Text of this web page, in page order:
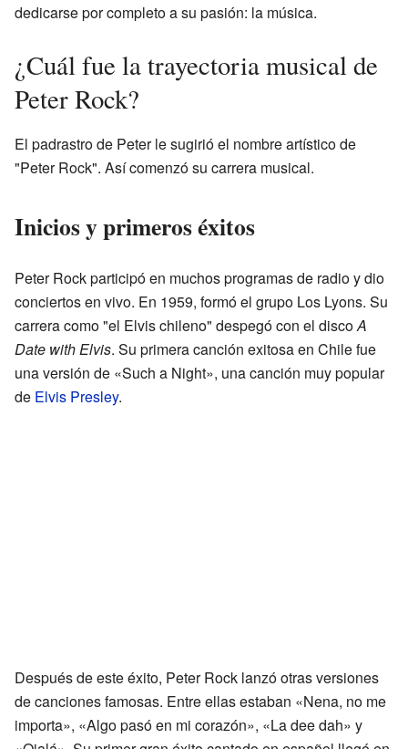
dedicarse por completo a su pasión: la música.
¿Cuál fue la trayectoria musical de
Peter Rock?
El padrastro de Peter le sugirió el nombre artístico de
"Peter Rock". Así comenzó su carrera musical.
Inicios y primeros éxitos
Peter Rock participó en muchos programas de radio y dio
conciertos en vivo. En 1959, formó el grupo Los Lyons. Su
carrera como "el Elvis chileno" despegó con el discoA
Date with Elvis. Su primera canción exitosa en Chile fue
una versión de «Such a Night», una canción muy popular
de Elvis Presley.
Después de este éxito, Peter Rock lanzó otras versiones
de canciones famosas. Entre ellas estaban «Nena, no me
importa», «Algo pasó en mi corazón», «La dee dah» y